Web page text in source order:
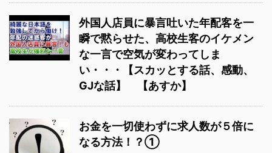
外国人店員に暴言吐いた年配客を一
瞬で黙らせた、高校生客のイケメン
な一言で空気が変わってしま
い・・・【スカッとする話、感動、
GJな話】 【あすか】
お金を一切使わずに求人数が５倍に
なる方法！？①